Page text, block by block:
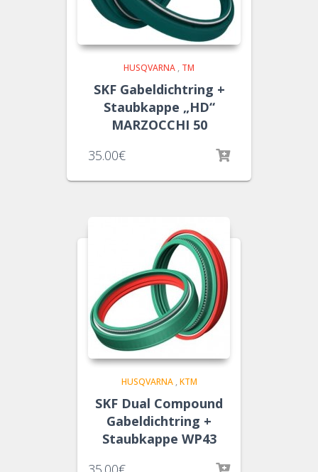
HUSQVARNA , TM
SKF Gabeldichtring +
Staubkappe „HD“
MARZOCCHI 50
35.00€
HUSQVARNA, KTM
SKF Dual Compound
Gabeldichtring +
Staubkappe WP43